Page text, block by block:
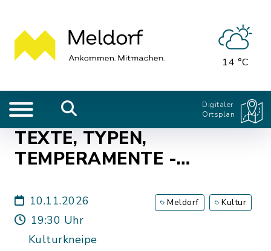
14 °C
Digitaler
Ortsplan
TEXTE, TYPEN,
TEMPERAMENTE -
10.11.2026
19:30 Uhr
Kulturkneipe
Meldorf Kultur